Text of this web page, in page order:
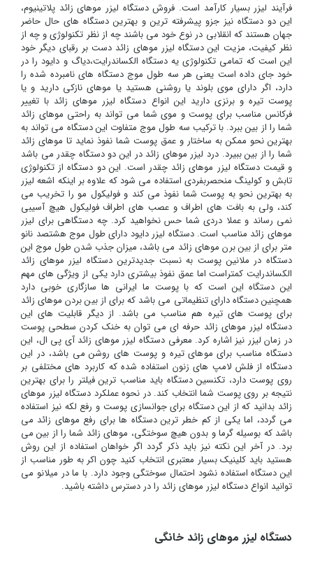
فرآیند لیزر بسیار کارآمد است. فروش دستگاه لیزر موهای زائد پلاتینیوم،
این دو دستگاه نیز جزو پیشرفته ترین و بهترین دستگاه های حال حاضر
جهان هستند که انقلابی در نوع خود می باشند چه از نظر تکنولوژی و چه از
نظر کیفیت، مزیت این دستگاه لیزر موهای زائد دست بر رقبای دیگر خود
این است که تمامی تکنولوژی یه دستگاه الکساندرایت،دیاگ و دایود را در
خود جای داده است یعنی هر سه طول موج دستگاه های نامبرده شده را
دارد، اگر دارای موی بلوند یا روشنی هستید یا موهای نازکی دارید و یا
پوست تیره و برنزی دارید این انواع دستگاه لیزر موهای زائد با تغییر
فرکانس مناسب برای پوست و موی شما می تواند به راحتی موهای زائد
شما را از بین ببرد. با ترکیب سه طول موج متفاوت این دستگاه می تواند به
بهترین نحو ممکن به ساختار و عمق پوست شما نفوذ نماید تا موهای زائد
شما را از بین ببیرد. درد لیزر موهای زائد در این دو دستگاه چقدر می باشد
و قیمت دستگاه لیزر موهای زائد چقدر است. این دو دستگاه از تکنولوژی
تابش و کولینگ منحصربفردی استفاده می شود که علاوه بر اینکه اشعه لیزر
به بهترین نحو به پوست شما نفوذ می کند و فولیکول مو را تخریب می
کند، ولی به بافت های اطراف و عصب های اطراف فولیکول هیچ آسیبی
نمی رساند و عملا دردی شما حس نخواهید کرد. چه دستگاهی برای لیزر
موهای زائد مناسب است. دستگاه لیزر دایود دارای طول موج هشتصد نانو
متر برای از بین برن موهای زائد می باشد، میزان جذب شدن طول موج این
دستگاه در ملانین پوست به نسبت جدیدترین دستگاه لیزر موهای زائد
الکساندرایت کمتراست اما عمق نفوذ بیشتری دارد یکی از ویژگی های مهم
این دستگاه این است که با پوست ما ایرانی ها سازگاری خوبی دارد
همچنین دستگاه دارای تنظیماتی می باشد که برای از بین بردن موهای زائد
برای پوست های تیره هم مناسب می باشد. از دیگر قابلیت های این
دستگاه لیزر موهای زائد حرفه ای می توان به خنک کردن سطحی پوست
در زمان لیزر نیز اشاره کرد. معرفی دستگاه لیزر موهای زائد آی پی ال، این
دستگاه مناسب برای موهای تیره و پوست های روشن می باشد، در این
دستگاه از فلش لامپ های زنون استفاده شده که کاربرد های مختلفی بر
روی پوست دارد، تکنسین دستگاه باید مناسب ترین فیلتر را برای بهترین
نتیجه بر روی پوست شما انتخاب کند. در نحوه عملکرد دستگاه لیزر موهای
زائد بدانید که از این دستگاه برای جوانسازی پوست و رفع لکه نیز استفاده
می گردد، اما یکی از کم خطر ترین دستگاه ها برای رفع موهای زائد می
باشد که بوسیله گرما و بدون هیچ سوختگی، موهای زائد شما را از بین می
برد. در آخر این نکته نیز باید ذکر گردد اگر خواهان استفاده از این روش
هستید باید کلینیک بسیار معتبری انتخاب کنید چون اکر به طور مناسب از
این دستگاه استفاده نشود احتمال سوختگی وجود دارد. با ما در میلانو می
توانید انواع دستگاه لیزر موهای زائد را در دسترس داشته باشید.
دستگاه لیزر موهای زائد خانگی